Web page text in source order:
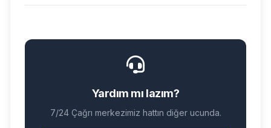
Yardım mı lazım?
7/24 Çağrı merkezimiz hattın diğer ucunda.